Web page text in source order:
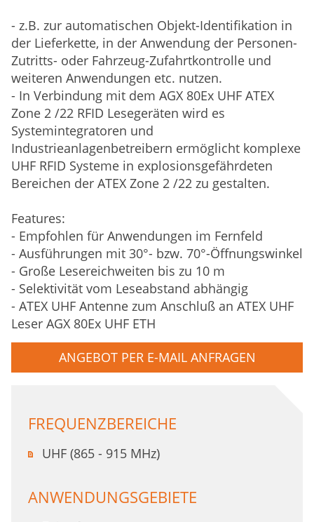
- z.B. zur automatischen Objekt-Identifikation in
der Lieferkette, in der Anwendung der Personen-
Zutritts- oder Fahrzeug-Zufahrtkontrolle und
weiteren Anwendungen etc. nutzen.
- In Verbindung mit dem AGX 80Ex UHF ATEX
Zone 2 /22 RFID Lesegeräten wird es
Systemintegratoren und
Industrieanlagenbetreibern ermöglicht komplexe
UHF RFID Systeme in explosionsgefährdeten
Bereichen der ATEX Zone 2 /22 zu gestalten.
Features:
- Empfohlen für Anwendungen im Fernfeld
- Ausführungen mit 30°- bzw. 70°-Öffnungswinkel
- Große Lesereichweiten bis zu 10 m
- Selektivität vom Leseabstand abhängig
- ATEX UHF Antenne zum Anschluß an ATEX UHF
Leser AGX 80Ex UHF ETH
ANGEBOT PER E-MAIL ANFRAGEN
FREQUENZBEREICHE
UHF (865 - 915 MHz)
ANWENDUNGSGEBIETE